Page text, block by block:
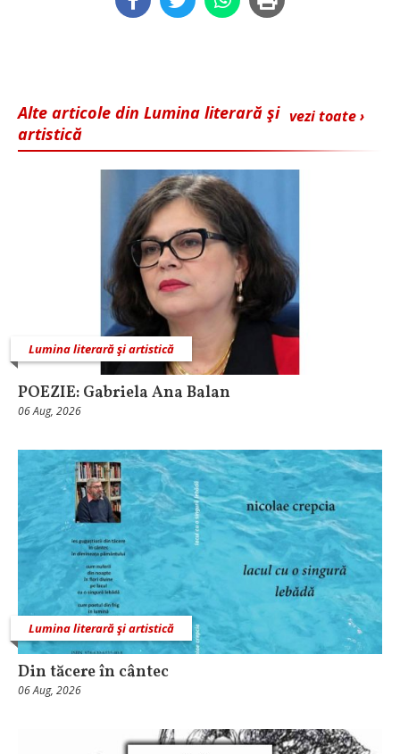
vezi toate ›
Alte articole din Lumina literară şi
artistică
Lumina literară şi artistică
POEZIE: Gabriela Ana Balan
06 Aug, 2026
Lumina literară şi artistică
Din tăcere în cântec
06 Aug, 2026